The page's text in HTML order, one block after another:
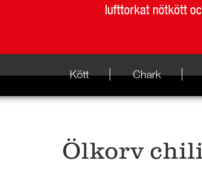
lufttorkat nötkött
Kött Chark
Ölkorv